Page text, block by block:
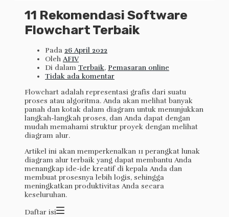
11 Rekomendasi Software
Flowchart Terbaik
Pada 26 April 2022
Oleh AFIV
Di dalam Terbaik, Pemasaran online
Tidak ada komentar
Flowchart adalah representasi grafis dari suatu
proses atau algoritma. Anda akan melihat banyak
panah dan kotak dalam diagram untuk menunjukkan
langkah-langkah proses, dan Anda dapat dengan
mudah memahami struktur proyek dengan melihat
diagram alur.
Artikel ini akan memperkenalkan 11 perangkat lunak
diagram alur terbaik yang dapat membantu Anda
menangkap ide-ide kreatif di kepala Anda dan
membuat prosesnya lebih logis, sehingga
meningkatkan produktivitas Anda secara
keseluruhan.
Daftar isi